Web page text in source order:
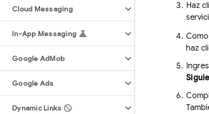
Cloud Messaging
In-App Messaging
Google AdMob
Google Ads
Dynamic Links
Haz
haz